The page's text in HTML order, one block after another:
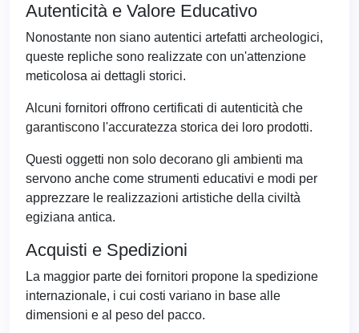
Autenticità e Valore Educativo
Nonostante non siano autentici artefatti archeologici,
queste repliche sono realizzate con un'attenzione
meticolosa ai dettagli storici.
Alcuni fornitori offrono certificati di autenticità che
garantiscono l'accuratezza storica dei loro prodotti.
Questi oggetti non solo decorano gli ambienti ma
servono anche come strumenti educativi e modi per
apprezzare le realizzazioni artistiche della civiltà
egiziana antica.
Acquisti e Spedizioni
La maggior parte dei fornitori propone la spedizione
internazionale, i cui costi variano in base alle
dimensioni e al peso del pacco.